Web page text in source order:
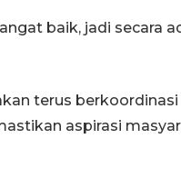
baik, jadi secara
terus
aspirasi